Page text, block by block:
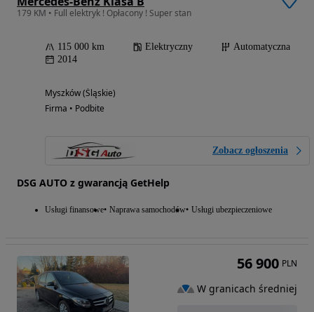
179 KM • Full elektryk ! Opłacony ! Super stan
115 000 km Elektryczny
Automatyczna
2014
Myszków (Śląskie)
Firma • Podbite
Zobacz ogłoszenia
DSG AUTO z gwarancją GetHelp
Usługi finansowe Naprawa samochodów Usługi ubezpieczeniowe
56 900 PLN
W granicach średniej